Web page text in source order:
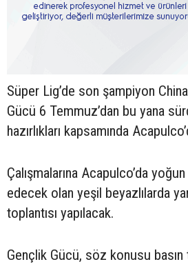
Süper Lig’de son şampiyon
Gücü 6 Temmuz’dan bu yana
hazırlıkları kapsamında
Çalışmalarına Acapulco’da
edecek olan yeşil beyazlılarda
toplantısı yapılacak.
Gençlik Gücü, söz konusu basın